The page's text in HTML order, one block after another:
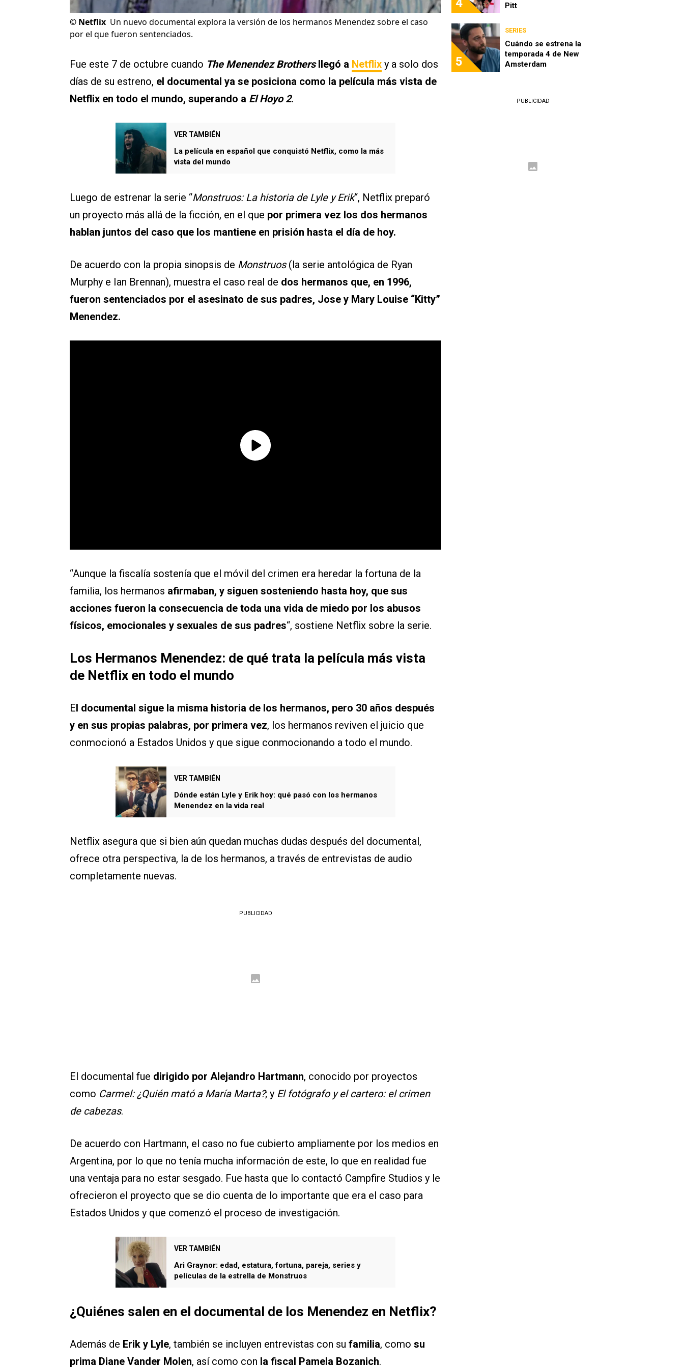
© Netflix Un nuevo documental explora la versión de los hermanos Menendez sobre el caso
por el que fueron sentenciados.
Fue este 7 de octubre cuando The Menendez Brothersllegó a Netflix y a solo dos
días de su estreno, el documental ya se posiciona como la película más vista de
Netflix en todo el mundo, superando a El Hoyo 2.
VER TAMBIÉN
La película en español que conquistó Netflix, como la más
vista del mundo
Luego de estrenar la serie “Monstruos: La historia de Lyle y Erik“, Netflix preparó
un proyecto más allá de la ficción, en el que por primera vez los dos hermanos
hablan juntos del caso que los mantiene en prisión hasta el día de hoy.
De acuerdo con la propia sinopsis de Monstruos(la serie antológica de Ryan
Murphy e Ian Brennan), muestra el caso real de dos hermanos que, en 1996,
fueron sentenciados por el asesinato de sus padres, Jose y Mary Louise “Kitty”
Menendez.
“Aunque la fiscalía sostenía que el móvil del crimen era heredar la fortuna de la
familia, los hermanos afirmaban, y siguen sosteniendo hasta hoy, que sus
acciones fueron la consecuencia de toda una vida de miedo por los abusos
físicos, emocionales y sexuales de sus padres“, sostiene Netflix sobre la serie.
Los Hermanos Menendez: de qué trata la película más vista
de Netflix en todo el mundo
El documental sigue la misma historia de los hermanos, pero 30 años después
y en sus propias palabras, por primera vez, los hermanos reviven el juicio que
conmocionó a Estados Unidos y que sigue conmocionando a todo el mundo.
VER TAMBIÉN
Dónde están Lyle y Erik hoy: qué pasó con los hermanos
Menendez en la vida real
Netflix asegura que si bien aún quedan muchas dudas después del documental,
ofrece otra perspectiva, la de los hermanos, a través de entrevistas de audio
completamente nuevas.
PUBLICIDAD
El documental fue dirigido por Alejandro Hartmann, conocido por proyectos
como Carmel: ¿Quién mató a María Marta?; y El fotógrafo y el cartero: el crimen
de cabezas.
De acuerdo con Hartmann, el caso no fue cubierto ampliamente por los medios en
Argentina, por lo que no tenía mucha información de este, lo que en realidad fue
una ventaja para no estar sesgado. Fue hasta que lo contactó Campfire Studios y le
ofrecieron el proyecto que se dio cuenta de lo importante que era el caso para
Estados Unidos y que comenzó el proceso de investigación.
VER TAMBIÉN
Ari Graynor: edad, estatura, fortuna, pareja, series y
películas de la estrella de Monstruos
¿Quiénes salen en el documental de los Menendez en Netflix?
Además de Erik y Lyle, también se incluyen entrevistas con su familia, como su
prima Diane Vander Molen, así como con la fiscal Pamela Bozanich.
4 Pitt
5
SERIES
Cuándo se estrena la
temporada 4 de New
Amsterdam
PUBLICIDAD